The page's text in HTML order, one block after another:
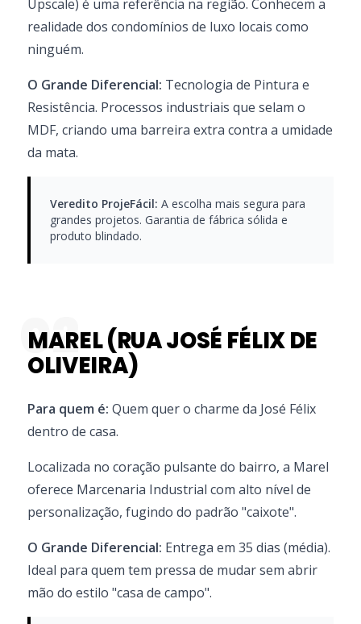
Upscale) é uma referência na região. Conhecem a
realidade dos condomínios de luxo locais como
ninguém.
O Grande Diferencial: Tecnologia de Pintura e
Resistência. Processos industriais que selam o
MDF, criando uma barreira extra contra a umidade
da mata.
Veredito ProjeFácil: A escolha mais segura para
grandes projetos. Garantia de fábrica sólida e
produto blindado.
02
MAREL (RUA JOSÉ FÉLIX DE
OLIVEIRA)
Para quem é: Quem quer o charme da José Félix
dentro de casa.
Localizada no coração pulsante do bairro, a Marel
oferece Marcenaria Industrial com alto nível de
personalização, fugindo do padrão "caixote".
O Grande Diferencial: Entrega em 35 dias (média).
Ideal para quem tem pressa de mudar sem abrir
mão do estilo "casa de campo".